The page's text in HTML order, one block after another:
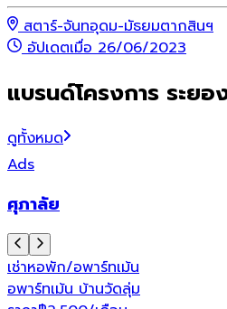
สตาร์-จันทอุดม-มัธยมตากสินฯ
อัปเดตเมื่อ 26/06/2023
แบรนด์โครงการ ระยอ
ดูทั้งหมด
Ads
ศุภาลัย
เช่าหอพัก/อพาร์ทเม้น
อพาร์ทเม้น บ้านวัดลุ่ม